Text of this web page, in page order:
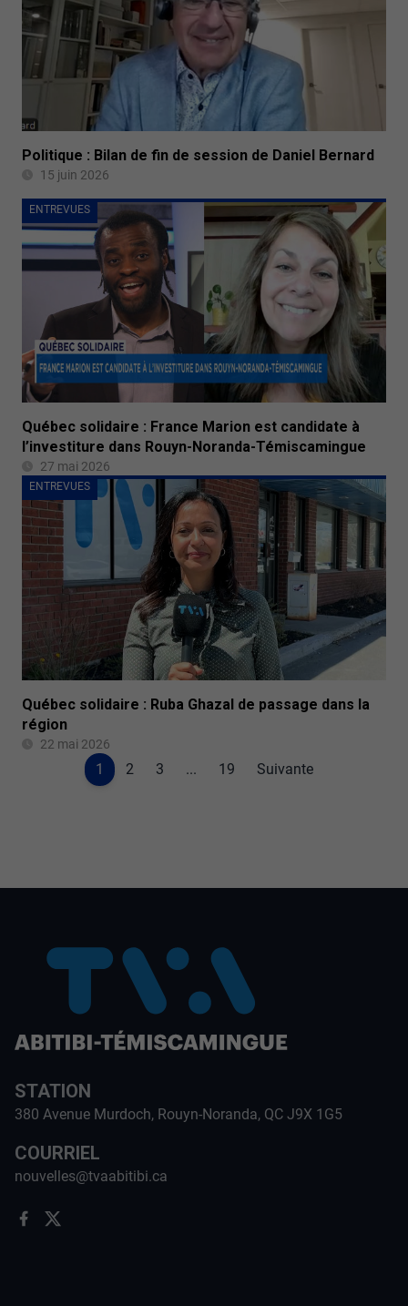
Politique : Bilan de fin de session de Daniel Bernard
15 juin 2026
ENTREVUES
Québec solidaire : France Marion est candidate à
l’investiture dans Rouyn-Noranda-Témiscamingue
27 mai 2026
ENTREVUES
Québec solidaire : Ruba Ghazal de passage dans la
région
22 mai 2026
1 2 3 ... 19 Suivante
STATION
380 Avenue Murdoch, Rouyn-Noranda, QC J9X 1G5
COURRIEL
nouvelles@tvaabitibi.ca